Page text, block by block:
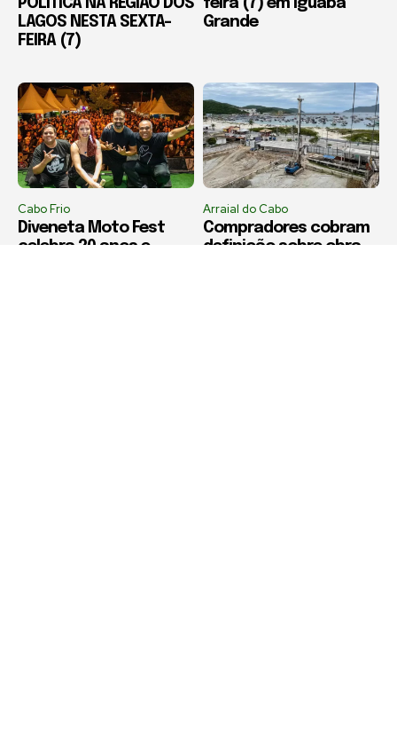
POLÍTICA NA REGIÃO DOS
LAGOS NESTA SEXTA-
FEIRA (7)
feira (7) em Iguaba
Grande
Cabo Frio
Diveneta Moto Fest
celebra 20 anos e
Arraial do Cabo
Compradores cobram
definição sobre obra